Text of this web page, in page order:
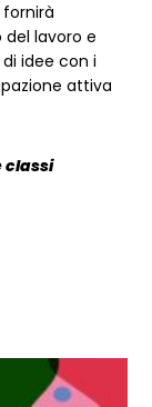
lavoro e
idee con i
attiva
classi